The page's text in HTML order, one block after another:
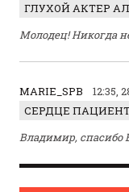
Молодец! Никогда
MARIE_SPB
12:35,
Владимир, спасибо